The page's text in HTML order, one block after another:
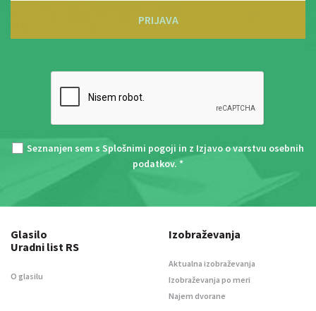
PRIJAVA
Seznanjen sem s Splošnimi pogoji in z Izjavo o varstvu osebnih
podatkov. *
Glasilo
Uradni list RS
O glasilu
Izobraževanja
Aktualna izobraževanja
Izobraževanja po meri
Najem dvorane